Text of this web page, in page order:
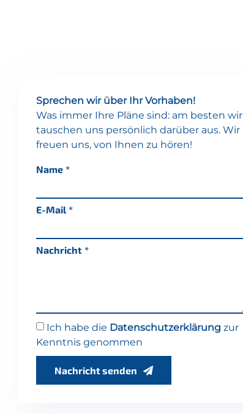
Sprechen wir über Ihr Vorhaben!
Was immer Ihre Pläne sind: am besten wir
tauschen uns persönlich darüber aus. Wir
freuen uns, von Ihnen zu hören!
Name
E-Mail
Nachricht
Ich habe die Datenschutzerklärung zur
Kenntnis genommen
Nachricht senden